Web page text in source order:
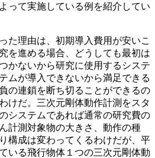
って実施している例を紹介してい
た理由は、初期導入費用が安いこ
を進める場合、どうしても最初は
かないから研究に使用するシステ
ムが導入できないから満足できる
の連鎖を断ち切ることができるの
けだ。三次元剛体動作計測をスタ
システムであれば通常の研究費の
計測対象物の大きさ、動作の種
構成は変わってくるわけだが、平
いる飛行物体１つの三次元剛体動